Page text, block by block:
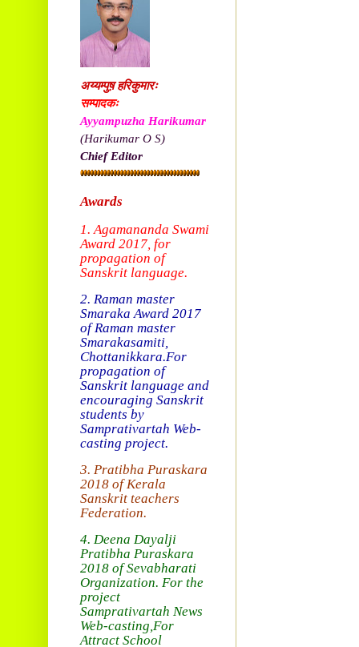
अय्यम्पुष़ हरिकुमारः
सम्पादकः
Ayyampuzha Harikumar
(Harikumar O S)
Chief Editor
Awards
1. Agamananda Swami
Award 2017, for
propagation of
Sanskrit language.
2. Raman master
Smaraka Award 2017
of Raman master
Smarakasamiti,
Chottanikkara.For
propagation of
Sanskrit language and
encouraging Sanskrit
students by
Samprativartah Web-
casting project.
3. Pratibha Puraskara
2018 ofKerala
Sanskrit teachers
Federation.
4. Deena Dayalji
Pratibha Puraskara
2018 of Sevabharati
Organization. For the
project
Samprativartah News
Web-casting,For
Attract School